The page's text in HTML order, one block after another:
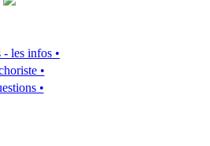
- les infos •
•
•